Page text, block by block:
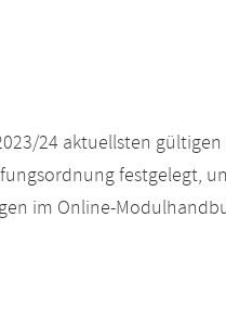
24 aktuellsten
festgelegt,
im Online-